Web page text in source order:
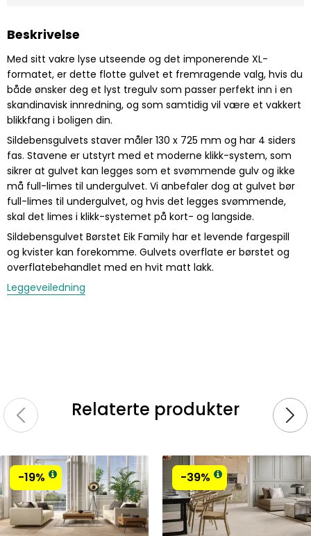
Beskrivelse
Med sitt vakre lyse utseende og det imponerende XL-
formatet, er dette flotte gulvet et fremragende valg, hvis du
både ønsker deg et lyst tregulv som passer perfekt inn i en
skandinavisk innredning, og som samtidig vil være et vakkert
blikkfang i boligen din.
Sildebensgulvets staver måler 130 x 725 mm og har 4 siders
fas. Stavene er utstyrt med et moderne klikk-system, som
sikrer at gulvet kan legges som et svømmende gulv og ikke
må full-limes til undergulvet. Vi anbefaler dog at gulvet bør
full-limes til undergulvet, og hvis det legges svømmende,
skal det limes i klikk-systemet på kort- og langside.
Sildebensgulvet Børstet Eik Family har et levende fargespill
og kvister kan forekomme. Gulvets overflate er børstet og
overflatebehandlet med en hvit matt lakk.
Leggeveiledning
Relaterte produkter
-19% -39%